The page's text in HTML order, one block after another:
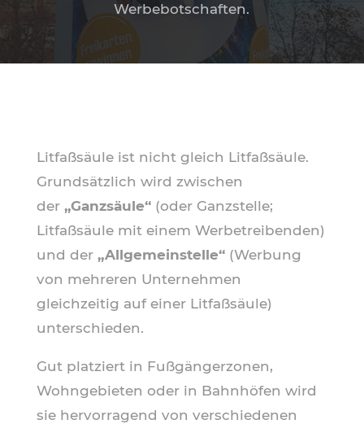
Werbebotschaften.
Litfaßsäule ist nicht gleich Litfaßsäule.
Grundsätzlich wird zwischen
der „Ganzsäule“(oder Ganzstelle;
Litfaßsäule mit einem Werbetreibenden)
und der„Allgemeinstelle“(Werbung
von mehreren Unternehmen
gleichzeitig auf einer Litfaßsäule)
unterschieden.
Gut platziert in Fußgängerzonen,
Wohngebieten oder in Bahnhöfen wird
sie hervorragend von verschiedenen